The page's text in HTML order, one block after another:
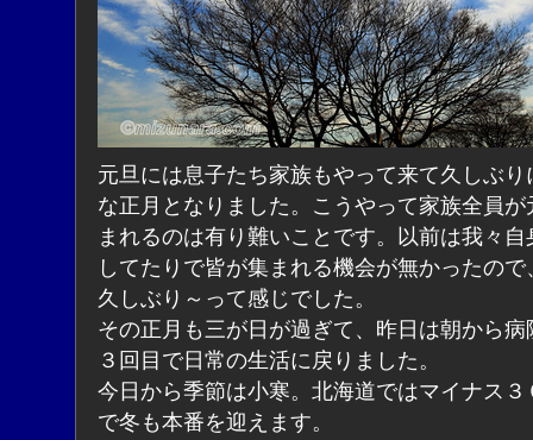
元旦には息子たち家族もやって来て久しぶり
な正月となりました。こうやって家族全員が
まれるのは有り難いことです。以前は我々自
してたりで皆が集まれる機会が無かったので
久しぶり～って感じでした。
その正月も三が日が過ぎて、昨日は朝から病
３回目で日常の生活に戻りました。
今日から季節は小寒。北海道ではマイナス
で冬も本番を迎えます。